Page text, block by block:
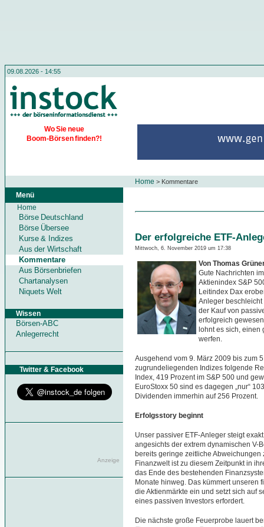
09.08.2026 - 14:55
Wo Sie neue
Boom-Börsen finden?!
Home > Kommentare
Menü
Home
Börse Deutschland
Börse Übersee
Kurse & Indizes
Aus der Wirtschaft
Kommentare
Aus Börsenbriefen
Chartanalysen
Niquets Welt
Wissen
Börsen-ABC
Anlegerrecht
Twitter & Facebook
Anzeige
Der erfolgreiche ETF-
Mittwoch, 6. November 2019 um 17:38
Von Thomas
Gute Nachrichten
Aktienindex S&P
Leitindex Dax
Anleger
der Kauf von
erfolgreich
lohnt es sich, einen
werfen.
Ausgehend vom 9. März 2009 bis zum
zugrundeliegenden Indizes folgende
Index, 419 Prozent im S&P 500 und
EuroStoxx 50 sind es dagegen „nur“
Dividenden immerhin auf 256 Prozent.
Erfolgsstory beginnt
Unser passiver ETF-Anleger steigt
angesichts der extrem dynamischen V-
bereits geringe zeitliche
Finanzwelt ist zu diesem Zeitpunkt in
das Ende des bestehenden
Monate hinweg. Das kümmert unseren
die Aktienmärkte ein und setzt sich auf
eines passiven Investors erfordert.
Die nächste große Feuerprobe lauert